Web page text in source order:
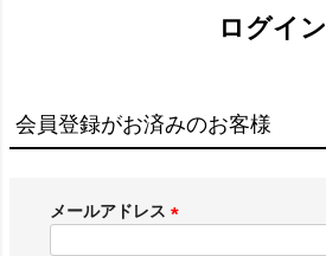
ログイン
会員登録がお済みのお客様
メールアドレス